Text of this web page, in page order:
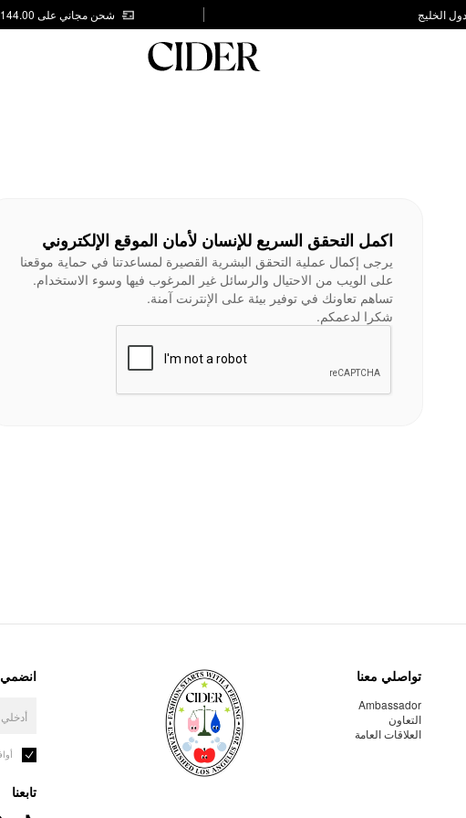
شحن مجاني على AED 144.00
اكمل التحقق السريع للإنسان لأمان الموقع الإلكتروني
يرجى إكمال عملية التحقق البشرية القصيرة لمساعدتنا في حماية موقعنا
على الويب من الاحتيال والرسائل غير المرغوب فيها وسوء الاستخدام.
تساهم تعاونك في توفير بيئة على الإنترنت آمنة.
شكرا لدعمكم.
تواصلي معنا
Ambassador
التعاون
العلاقات العامة
انضمي
تابعنا